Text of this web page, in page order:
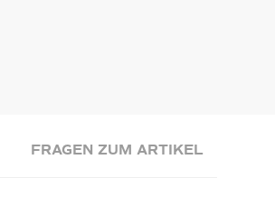
FRAGEN ZUM ARTIKEL